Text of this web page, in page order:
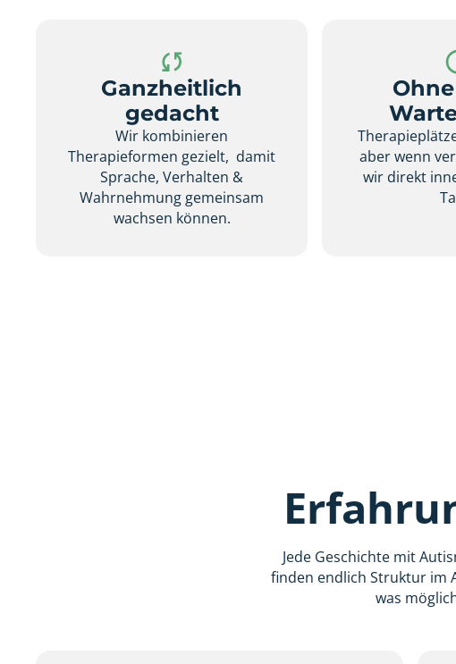
Ganzheitlich
gedacht
Wir kombinieren
Therapieformen gezielt, damit
Sprache, Verhalten &
Wahrnehmung gemeinsam
wachsen können.
aber wenn
wir direkt
Jede Geschichte mit
finden endlich Struktur im
was